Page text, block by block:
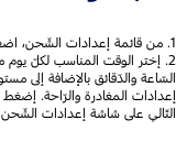
1. من قائمة إعدادات الشّحن، اضغط على أوقات المغادرة.
2. إختر الوقت المناسب لكلّ
السّاعة والدّقائق بالإضافة إلى
إعدادات المغادرة والرّاحة.
التّالي على شاشة إعدادات الشّحن